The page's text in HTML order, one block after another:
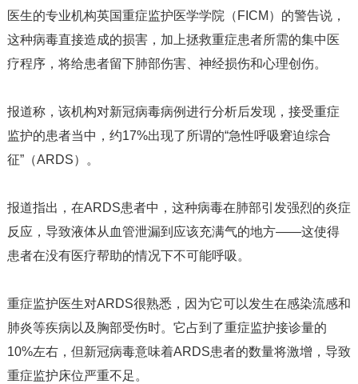
医生的专业机构英国重症监护医学学院（FICM）的警告说，
这种病毒直接造成的损害，加上拯救重症患者所需的集中医
疗程序，将给患者留下肺部伤害、神经损伤和心理创伤。
报道称，该机构对新冠病毒病例进行分析后发现，接受重症
监护的患者当中，约17%出现了所谓的“急性呼吸窘迫综合
征”（ARDS）。
报道指出，在ARDS患者中，这种病毒在肺部引发强烈的炎症
反应，导致液体从血管泄漏到应该充满气的地方——这使得
患者在没有医疗帮助的情况下不可能呼吸。
重症监护医生对ARDS很熟悉，因为它可以发生在感染流感和
肺炎等疾病以及胸部受伤时。它占到了重症监护接诊量的
10%左右，但新冠病毒意味着ARDS患者的数量将激增，导致
重症监护床位严重不足。